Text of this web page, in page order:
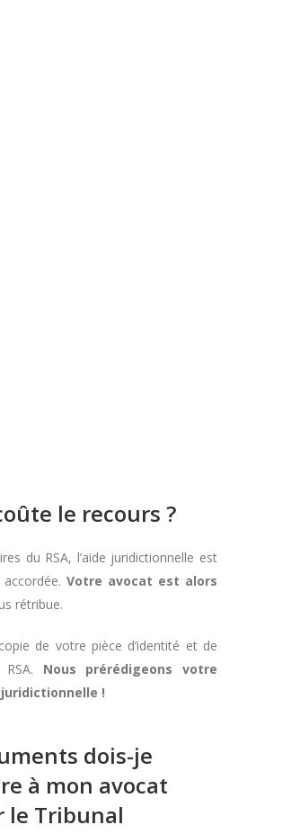
le recours ?
du RSA, l’aide juridictionnelle est
Votre avocat est alors
rétribue.
de votre pièce d’identité et de
Nous prérédigeons votre
juridictionnelle !
dois-je
à mon avocat
le Tribunal